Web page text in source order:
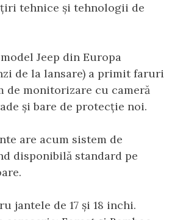
tehnice și tehnologii de
Jeep din Europa
de la lansare) a primit faruri
de monitorizare cu cameră
și bare de protecție noi.
are acum sistem de
disponibilă standard pe
jantele de 17 și 18 inchi.